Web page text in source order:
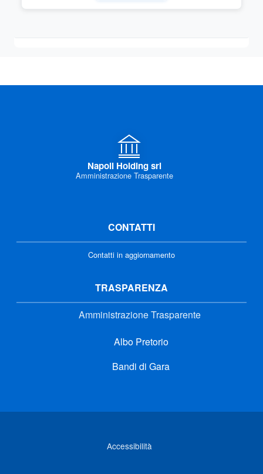
Napoli Holding srl
Amministrazione Trasparente
CONTATTI
Contatti in aggiornamento
TRASPARENZA
Amministrazione Trasparente
Albo Pretorio
Bandi di Gara
Accessibilità